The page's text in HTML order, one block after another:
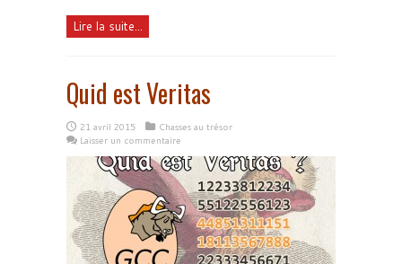
Lire la suite...
Quid est Veritas
21 avril 2015
Chasses au trésor
Laisser un commentaire